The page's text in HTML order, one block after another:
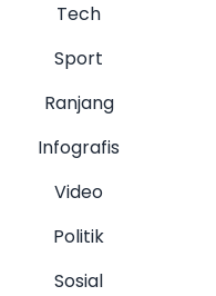
Tech
Sport
Ranjang
Infografis
Video
Politik
Sosial